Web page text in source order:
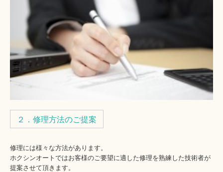
２．修理方法のご提案
修理には様々な方法があります。
ホクシンオートではお客様のご要望に適した修理を熟練した技術者が
提案させて頂きます。